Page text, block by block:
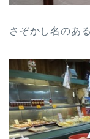
さぞかし名のあ